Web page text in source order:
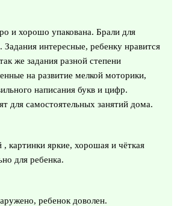
и хорошо упакована. Брали для
Задания интересные, ребенку нравится
же задания разной степени
на развитие мелкой моторики,
написания букв и цифр.
для самостоятельных занятий дома.
яркие, хорошая и чёткая
для ребенка.
ребенок доволен.